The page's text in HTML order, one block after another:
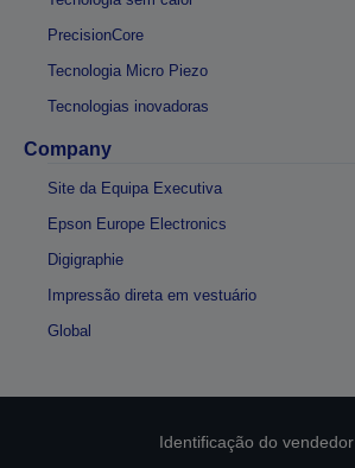
PrecisionCore
Tecnologia Micro Piezo
Tecnologias inovadoras
Company
Site da Equipa Executiva
Epson Europe Electronics
Digigraphie
Impressão direta em vestuário
Global
Identificação do vendedor